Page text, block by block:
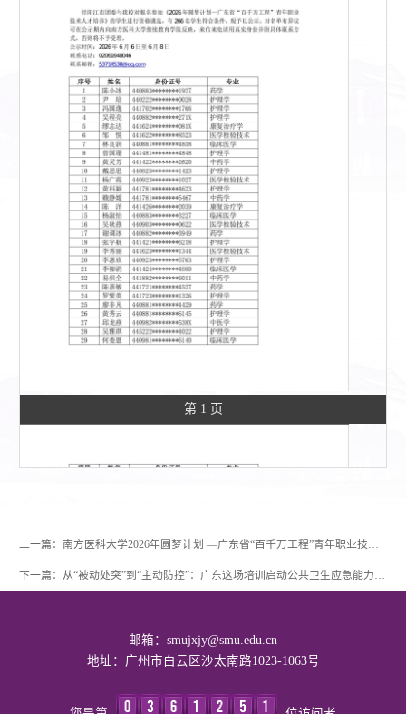
第 1 页
上一篇：南方医科大学2026年圆梦计划 —广东省“百千万工程”青年职业技术人才资助名单公示（第二批23人）
下一篇：从“被动处突”到“主动防控”：广东这场培训启动公共卫生应急能力提升“加速跑”
邮箱：smujxjy@smu.edu.cn
地址：广州市白云区沙太南路1023-1063号